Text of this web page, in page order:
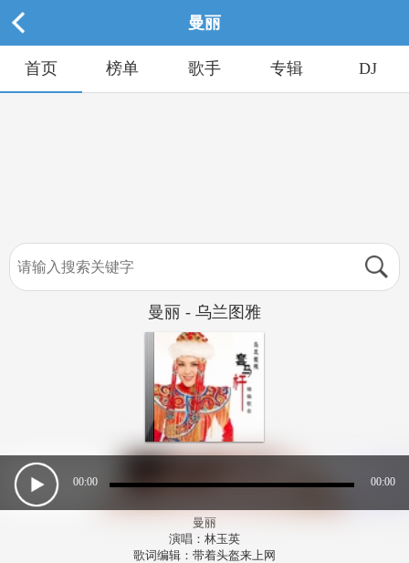
曼丽
首页 榜单 歌手 专辑 DJ
曼丽 - 乌兰图雅
00:00 00:00
曼丽
演唱：林玉英
歌词编辑：带着头盔来上网